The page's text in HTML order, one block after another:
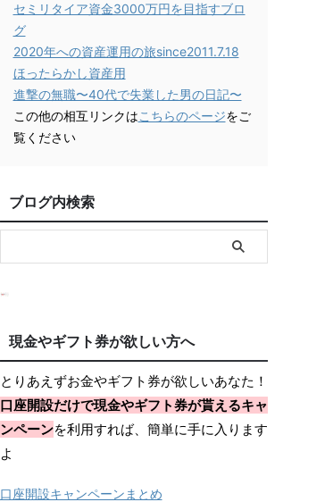
セミリタイア資金3000万円を目指すブロ
グ
2020年への資産運用の旅since2011.7.18
ほったらかし資産用
進撃の無職〜40代で失業した男の日記〜
この他の相互リンクはこちらのページをご
覧ください
ブログ内検索
現金やギフト券が欲しい方へ
とりあえずお金やギフト券が欲しいあなた！
口座開設だけで現金やギフト券が貰えるキャ
ンペーンを利用すれば、簡単に手に入ります
よ
口座開設キャンペーンまとめ